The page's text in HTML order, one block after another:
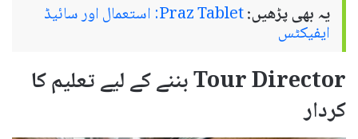
یہ بھی پڑھیں: Praz Tablet: استعمال اور سائیڈ
ایفیکٹس
Tour Director بننے کے لیے تعلیم کا
کردار